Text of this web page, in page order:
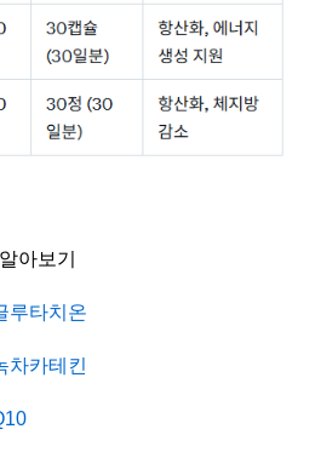
아보기
루타치온
차카테킨